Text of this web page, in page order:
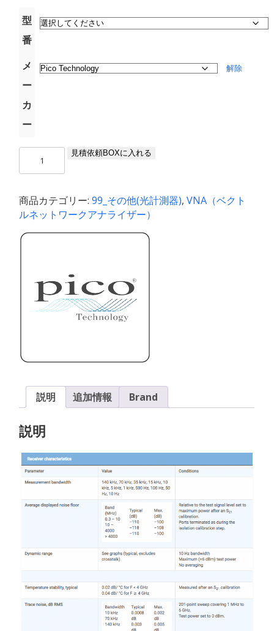
型
番
メ
ー
カ
ー
解除
ル
ネ
ト
ー
個
見積依頼BOXに入れる
商品カテゴリー:99_その他(光計測器),VNA（ベクト
ルネットワークアナライザー）
説明 追加情報 Brand
説明